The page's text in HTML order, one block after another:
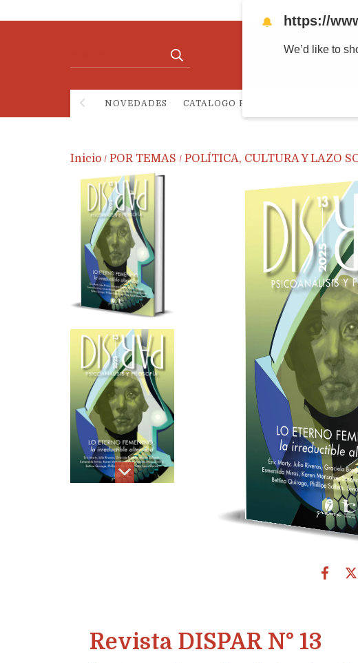
NOVEDADES CATALOGO POR TEMAS
Inicio / POR TEMAS / POLÍTICA, CULTURA Y LAZO
Revista DISPAR N° 13
🔔 https://
We’d like to